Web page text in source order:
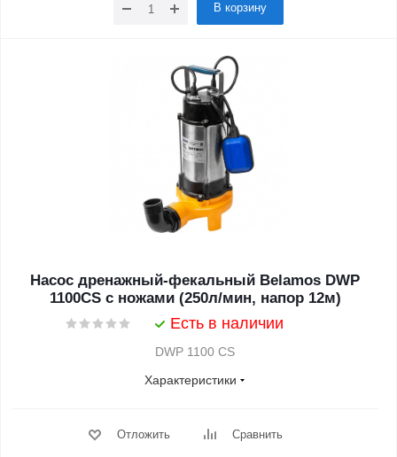
В корзину
Насос дренажный-фекальный Belamos DWP
1100CS с ножами (250л/мин, напор 12м)
Есть в наличии
DWP 1100 CS
Характеристики
Отложить Сравнить